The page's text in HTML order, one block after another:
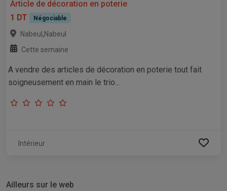
Article de décoration en poterie
1 DT
Négociable
Nabeul ,Nabeul
Cette semaine
A vendre des articles de décoration en poterie tout fait
soigneusement en main le trio...
Intérieur
Ailleurs sur le web